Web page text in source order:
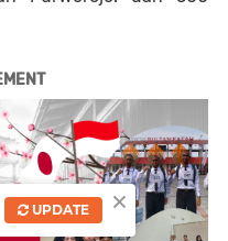
×
UPDATE